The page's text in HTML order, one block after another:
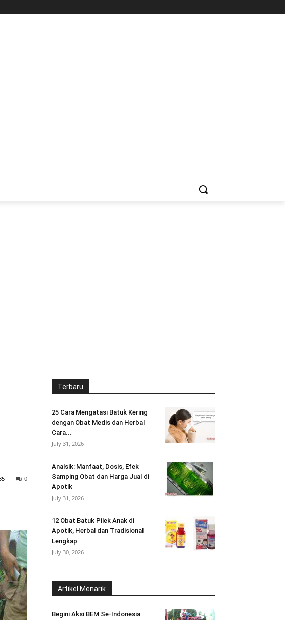
0
Terbaru
25 Cara Mengatasi Batuk Kering
dengan Obat Medis dan Herbal
Cara...
July 31, 2026
Analsik: Manfaat, Dosis, Efek
Samping Obat dan Harga Jual di
Apotik
July 31, 2026
12 Obat Batuk Pilek Anak di
Apotik, Herbal dan Tradisional
Lengkap
July 30, 2026
Artikel Menarik
Begini Aksi BEM Se-Indonesia